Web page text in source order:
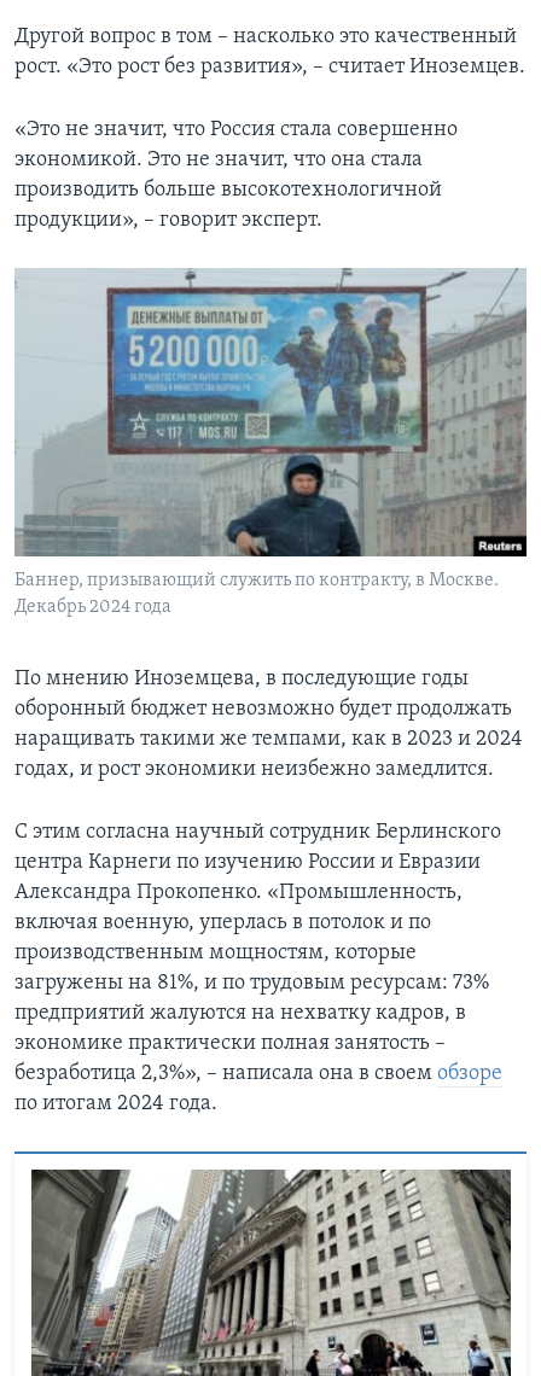
Другой вопрос в том – насколько это качественный
рост. «Это рост без развития», – считает Иноземцев.
«Это не значит, что Россия стала совершенно
экономикой. Это не значит, что она стала
производить больше высокотехнологичной
продукции», – говорит эксперт.
Баннер, призывающий служить по контракту, в Москве.
Декабрь 2024 года
По мнению Иноземцева, в последующие годы
оборонный бюджет невозможно будет продолжать
наращивать такими же темпами, как в 2023 и 2024
годах, и рост экономики неизбежно замедлится.
С этим согласна научный сотрудник Берлинского
центра Карнеги по изучению России и Евразии
Александра Прокопенко. «Промышленность,
включая военную, уперлась в потолок и по
производственным мощностям, которые
загружены на 81%, и по трудовым ресурсам: 73%
предприятий жалуются на нехватку кадров, в
экономике практически полная занятость –
безработица 2,3%», – написала она в своем обзоре
по итогам 2024 года.